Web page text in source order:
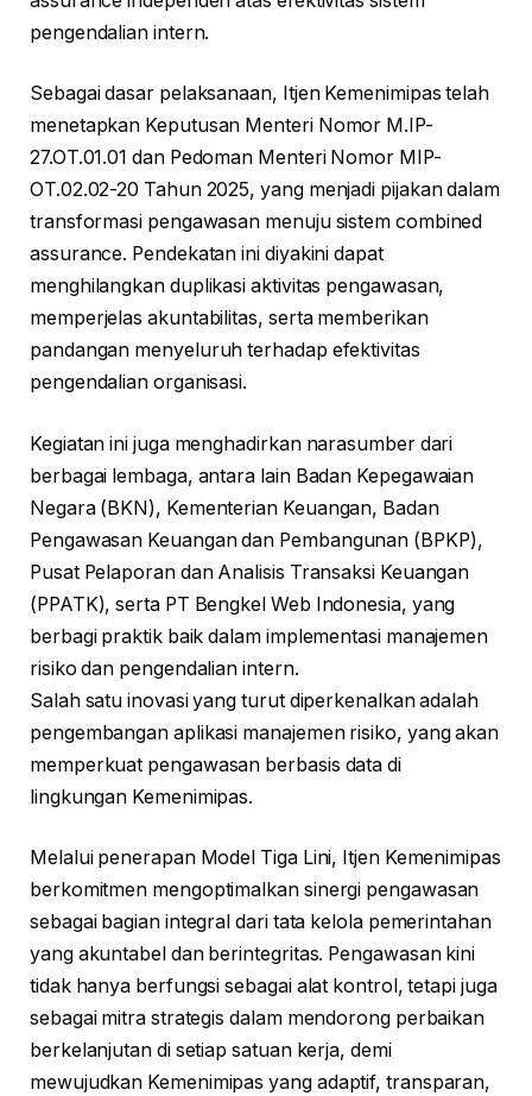
pengendalian intern.
Sebagai dasar pelaksanaan, Itjen Kemenimipas telah
menetapkan Keputusan Menteri Nomor M.IP-
27.OT.01.01 dan Pedoman Menteri Nomor MIP-
OT.02.02-20 Tahun 2025, yang menjadi pijakan dalam
transformasi pengawasan menuju sistem combined
assurance. Pendekatan ini diyakini dapat
menghilangkan duplikasi aktivitas pengawasan,
memperjelas akuntabilitas, serta memberikan
pandangan menyeluruh terhadap efektivitas
pengendalian organisasi.
Kegiatan ini juga menghadirkan narasumber dari
berbagai lembaga, antara lain Badan Kepegawaian
Negara (BKN), Kementerian Keuangan, Badan
Pengawasan Keuangan dan Pembangunan (BPKP),
Pusat Pelaporan dan Analisis Transaksi Keuangan
(PPATK), serta PT Bengkel Web Indonesia, yang
berbagi praktik baik dalam implementasi manajemen
risiko dan pengendalian intern.
Salah satu inovasi yang turut diperkenalkan adalah
pengembangan aplikasi manajemen risiko, yang akan
memperkuat pengawasan berbasis data di
lingkungan Kemenimipas.
Melalui penerapan Model Tiga Lini, Itjen Kemenimipas
berkomitmen mengoptimalkan sinergi pengawasan
sebagai bagian integral dari tata kelola pemerintahan
yang akuntabel dan berintegritas. Pengawasan kini
tidak hanya berfungsi sebagai alat kontrol, tetapi juga
sebagai mitra strategis dalam mendorong perbaikan
berkelanjutan di setiap satuan kerja, demi
mewujudkan Kemenimipas yang adaptif, transparan,